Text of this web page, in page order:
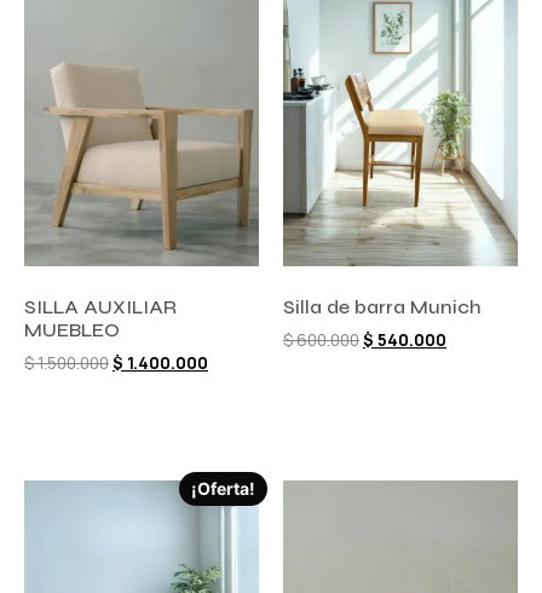
SILLA AUXILIAR
MUEBLEO
$1.500.000$ 1.400.000
Silla de barra Munich
$600.000$ 540.000
¡Oferta!